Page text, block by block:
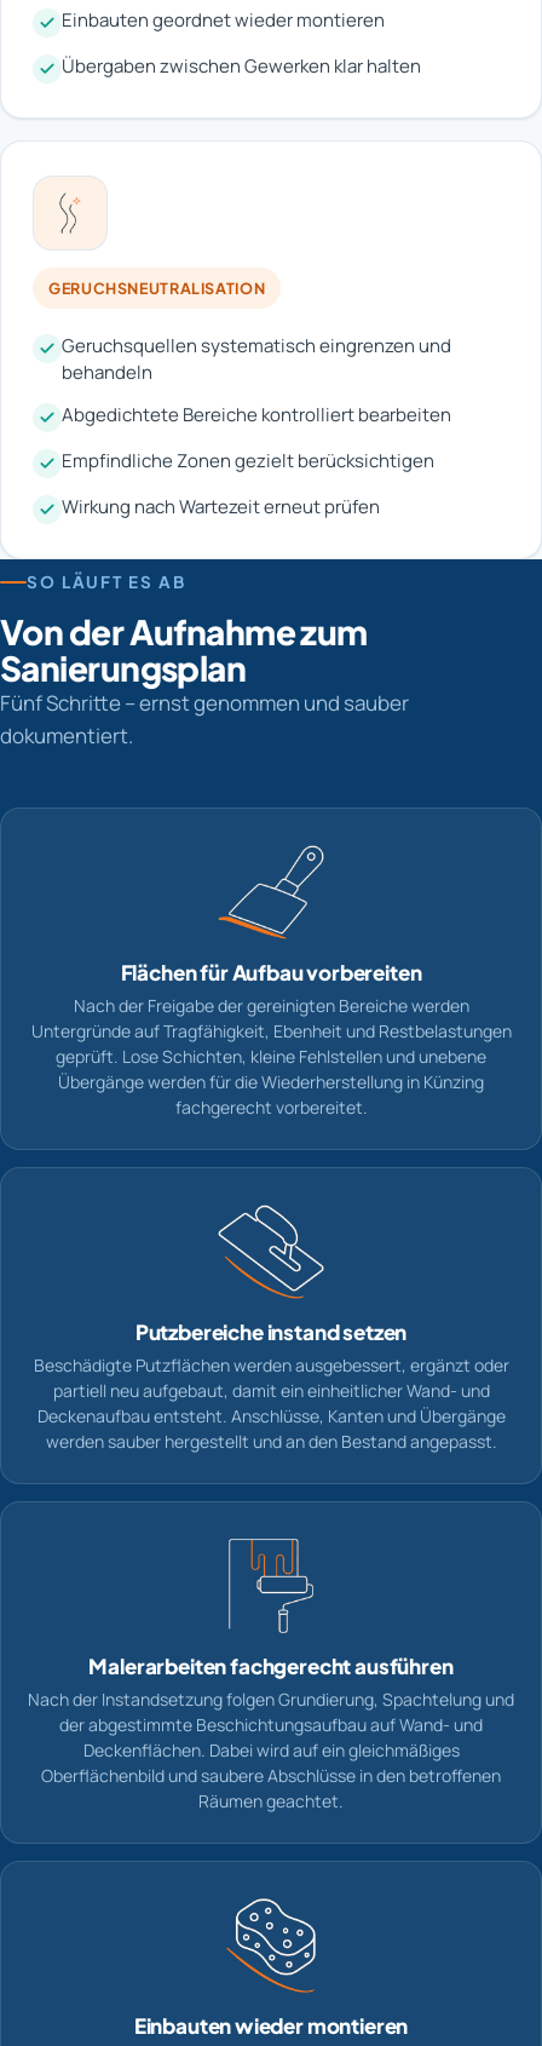
Einbauten geordnet wieder montieren
Übergaben zwischen Gewerken klar halten
GERUCHSNEUTRALISATION
Geruchsquellen systematisch eingrenzen und
behandeln
Abgedichtete Bereiche kontrolliert bearbeiten
Empfindliche Zonen gezielt berücksichtigen
Wirkung nach Wartezeit erneut prüfen
SO LÄUFT ES AB
Von der Aufnahme zum
Sanierungsplan
Fünf Schritte – ernst genommen und sauber
dokumentiert.
Flächen für Aufbau vorbereiten
Nach der Freigabe der gereinigten Bereiche werden
Untergründe auf Tragfähigkeit, Ebenheit und Restbelastungen
geprüft. Lose Schichten, kleine Fehlstellen und unebene
Übergänge werden für die Wiederherstellung in Künzing
fachgerecht vorbereitet.
Putzbereiche instand setzen
Beschädigte Putzflächen werden ausgebessert, ergänzt oder
partiell neu aufgebaut, damit ein einheitlicher Wand- und
Deckenaufbau entsteht. Anschlüsse, Kanten und Übergänge
werden sauber hergestellt und an den Bestand angepasst.
Malerarbeiten fachgerecht ausführen
Nach der Instandsetzung folgen Grundierung, Spachtelung und
der abgestimmte Beschichtungsaufbau auf Wand- und
Deckenflächen. Dabei wird auf ein gleichmäßiges
Oberflächenbild und saubere Abschlüsse in den betroffenen
Räumen geachtet.
Einbauten wieder montieren